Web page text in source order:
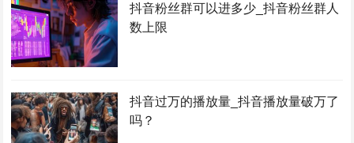
抖音粉丝群可以进多少_抖音粉丝群人
数上限
抖音过万的播放量_抖音播放量破万了
吗？